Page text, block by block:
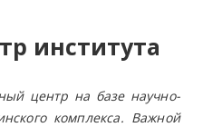
института
центр на базе научно-
комплекса. Важной